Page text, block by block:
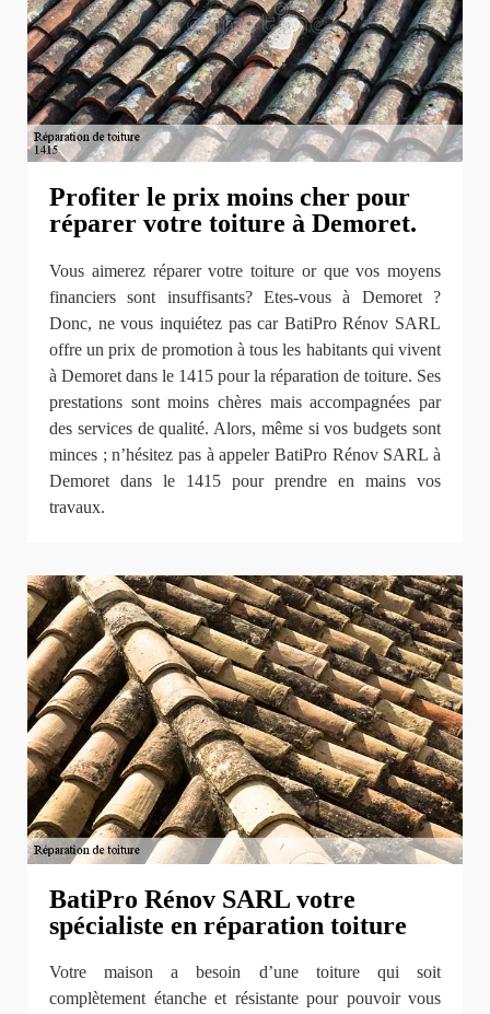
Profiter le prix moins cher pour
réparer votre toiture à Demoret.
Vous aimerez réparer votre toiture or que vos moyens
financiers sont insuffisants? Etes-vous à Demoret ?
Donc, ne vous inquiétez pas car BatiPro Rénov SARL
offre un prix de promotion à tous les habitants qui vivent
à Demoret dans le 1415 pour la réparation de toiture. Ses
prestations sont moins chères mais accompagnées par
des services de qualité. Alors, même si vos budgets sont
minces ; n’hésitez pas à appeler BatiPro Rénov SARL à
Demoret dans le 1415 pour prendre en mains vos
travaux.
BatiPro Rénov SARL votre
spécialiste en réparation toiture
Votre maison a besoin d’une toiture qui soit
complètement étanche et résistante pour pouvoir vous